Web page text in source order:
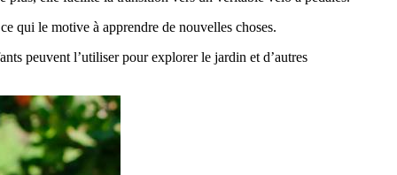
qui le motive à apprendre de nouvelles choses.
peuvent l’utiliser pour explorer le jardin et d’autres